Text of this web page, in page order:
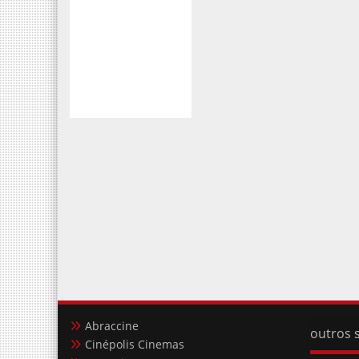
Abraccine
Cinépolis Cinemas
outros